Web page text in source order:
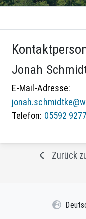
Jonah
E-Mail-Adresse:
Telefon: 05592
Zurück